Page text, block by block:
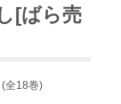
[ばら売
全18巻)